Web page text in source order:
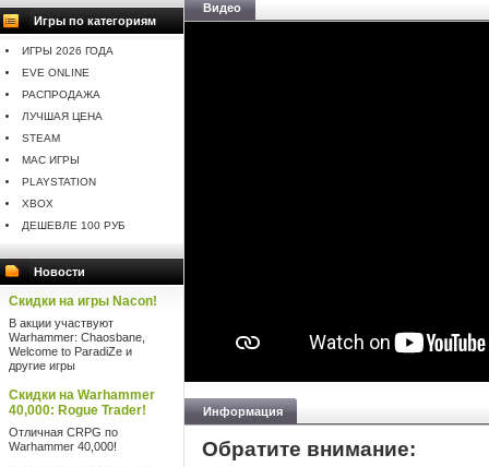
Игры по категориям
ИГРЫ 2026 ГОДА
EVE ONLINE
РАСПРОДАЖА
ЛУЧШАЯ ЦЕНА
STEAM
MAC ИГРЫ
PLAYSTATION
XBOX
ДЕШЕВЛЕ 100 РУБ
Новости
Скидки на игры Nacon!
В акции участвуют
Warhammer: Chaosbane,
Welcome to ParadiZe и
другие игры
Скидки на Warhammer
40,000: Rogue Trader!
Отличная CRPG по
Warhammer 40,000!
Видео
Информация
Обратите внимание: